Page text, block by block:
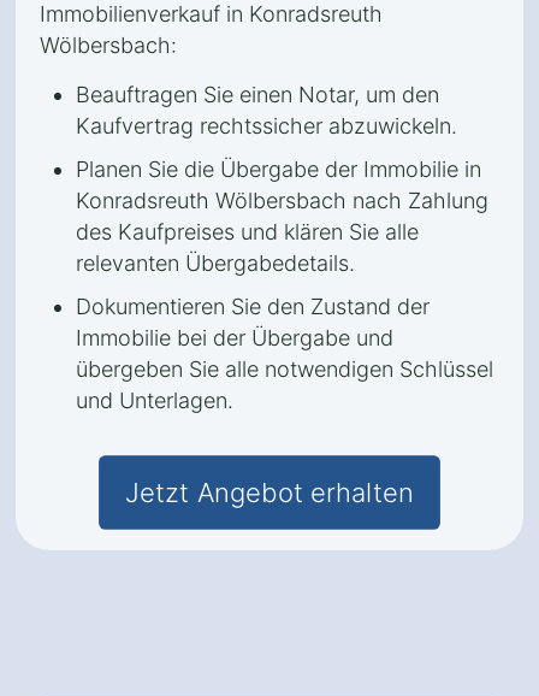
Immobilienverkauf in Konradsreuth
Wölbersbach:
Beauftragen Sie einen Notar, um den
Kaufvertrag rechtssicher abzuwickeln.
Planen Sie die Übergabe der Immobilie in
Konradsreuth Wölbersbach nach Zahlung
des Kaufpreises und klären Sie alle
relevanten Übergabedetails.
Dokumentieren Sie den Zustand der
Immobilie bei der Übergabe und
übergeben Sie alle notwendigen Schlüssel
und Unterlagen.
Jetzt Angebot erhalten